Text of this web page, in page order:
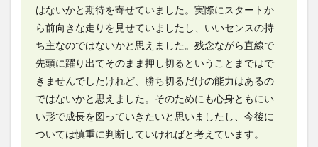
はないかと期待を寄せていました。実際にスタートか
ら前向きな走りを見せていましたし、いいセンスの持
ち主なのではないかと思えました。残念ながら直線で
先頭に躍り出てそのまま押し切るということまではで
きませんでしたけれど、勝ち切るだけの能力はあるの
ではないかと思えました。そのためにも心身ともにい
い形で成長を図っていきたいと思いましたし、今後に
ついては慎重に判断していければと考えています。